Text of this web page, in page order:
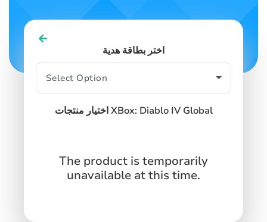
اختر بطاقة هدية
اختيار منتجات XBox: Diablo IV Global
The product is temporarily
unavailable at this time.